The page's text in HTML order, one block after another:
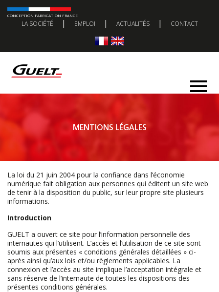
CONCEPTION FABRICATION FRANCE
LA SOCIÉTÉ | EMPLOI | ACTUALITÉS | CONTACT
MENTIONS LÉGALES
La loi du 21 juin 2004 pour la confiance dans l’économie
numérique fait obligation aux personnes qui éditent un site web
de tenir à la disposition du public, sur leur propre site plusieurs
informations.
Introduction
GUELT a ouvert ce site pour l’information personnelle des
internautes qui l’utilisent. L’accès et l’utilisation de ce site sont
soumis aux présentes « conditions générales détaillées » ci-
après ainsi qu’aux lois et/ou règlements applicables. La
connexion et l’accès au site implique l’acceptation intégrale et
sans réserve de l’internaute de toutes les dispositions des
présentes conditions générales.